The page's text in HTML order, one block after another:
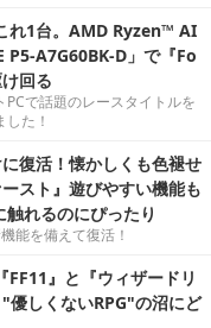
れ1台。AMD Ryzen™ AI
P5-A7G60BK-D」で『Fo
回る
で話題のレースタイトルを
た！
復活！懐かしくも色褪せ
スト』遊びやすい機能も
れるのにぴったり
能を備えて復活！
FF11』と『ウィザードリ
優しくないRPG"の沼にど